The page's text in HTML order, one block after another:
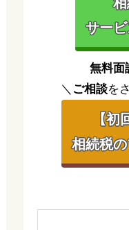
サービ
無料面
＼ ご相談を
【初
相続税の